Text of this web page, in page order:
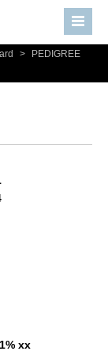
>
PEDIGREE
xx